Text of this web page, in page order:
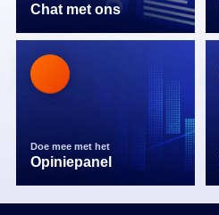
Chat met ons
Doe mee met het
Opiniepanel